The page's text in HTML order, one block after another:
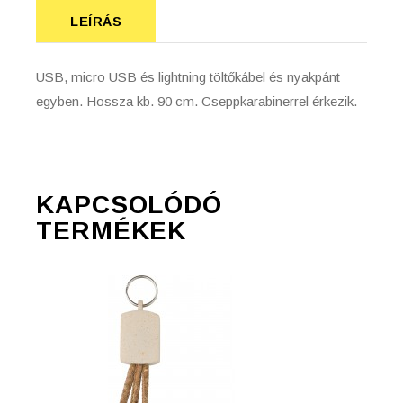
LEÍRÁS
USB, micro USB és lightning töltőkábel és nyakpánt
egyben. Hossza kb. 90 cm. Cseppkarabinerrel érkezik.
KAPCSOLÓDÓ
TERMÉKEK